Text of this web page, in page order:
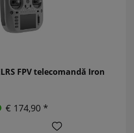
FPV telecomandă Iron
€ 174,90 *